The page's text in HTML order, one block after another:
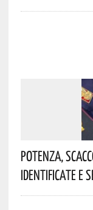
Potenza,
Identificate E